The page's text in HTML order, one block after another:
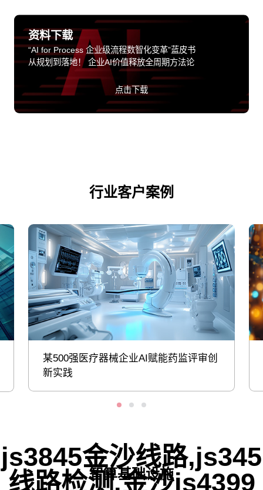
资料下载
“AI for Process 企业级流程数智化变革”蓝皮书
从规划到落地！ 企业AI价值释放全周期方法论
点击下载
行业客户案例
某500强医疗器械企业AI赋能药监评审创
新实践
智算基础设施
js3845金沙线路,js345
线路检测,金沙js4399